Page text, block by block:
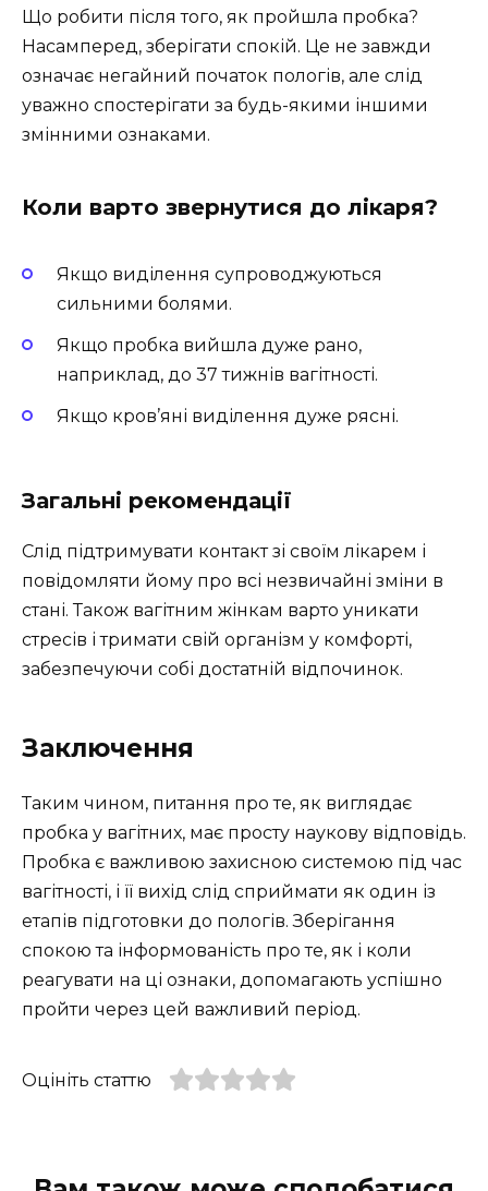
Що робити після того, як пройшла пробка?
Насамперед, зберігати спокій. Це не завжди
означає негайний початок пологів, але слід
уважно спостерігати за будь-якими іншими
змінними ознаками.
Коли варто звернутися до лікаря?
Якщо виділення супроводжуються
сильними болями.
Якщо пробка вийшла дуже рано,
наприклад, до 37 тижнів вагітності.
Якщо кров’яні виділення дуже рясні.
Загальні рекомендації
Слід підтримувати контакт зі своїм лікарем і
повідомляти йому про всі незвичайні зміни в
стані. Також вагітним жінкам варто уникати
стресів і тримати свій організм у комфорті,
забезпечуючи собі достатній відпочинок.
Заключення
Таким чином, питання про те, як виглядає
пробка у вагітних, має просту наукову відповідь.
Пробка є важливою захисною системою під час
вагітності, і її вихід слід сприймати як один із
етапів підготовки до пологів. Зберігання
спокою та інформованість про те, як і коли
реагувати на ці ознаки, допомагають успішно
пройти через цей важливий період.
Оцініть статтю